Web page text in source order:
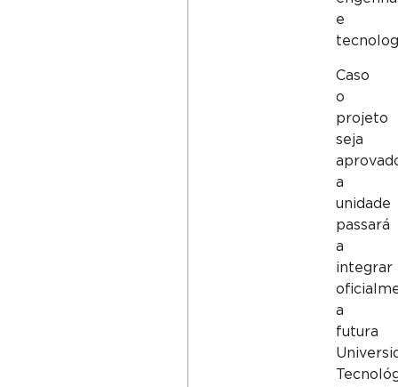
e
Caso
o
projeto
seja
a
unidade
passará
a
integrar
a
futura